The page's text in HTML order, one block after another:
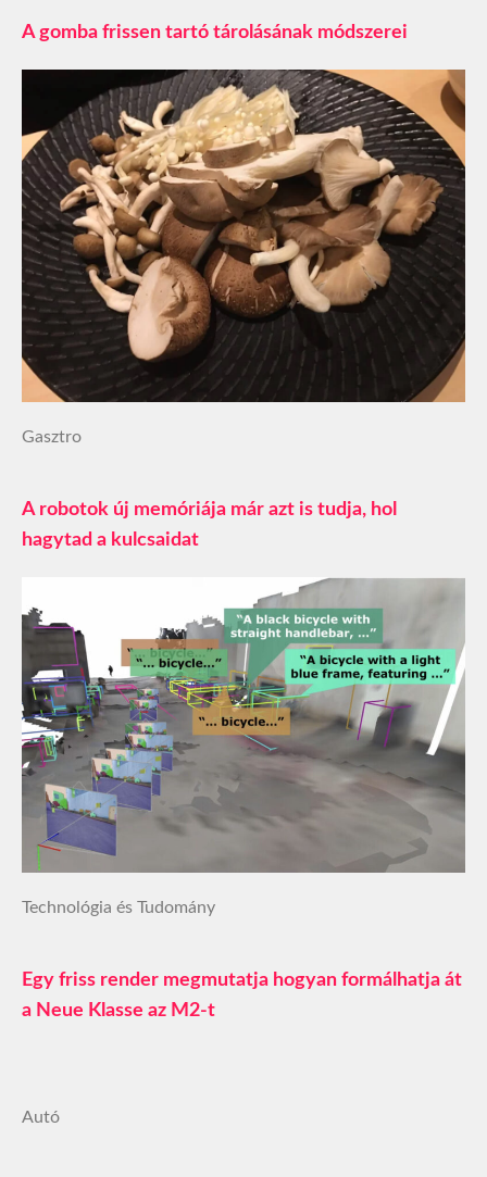
A gomba frissen tartó tárolásának módszerei
Gasztro
A robotok új memóriája már azt is tudja, hol
hagytad a kulcsaidat
Technológia és Tudomány
Egy friss render megmutatja hogyan formálhatja át
a Neue Klasse az M2-t
Autó